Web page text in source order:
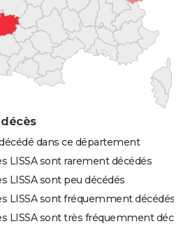
décès
dans ce département
LISSA sont rarement décédés
LISSA sont peu décédés
LISSA sont fréquemment décédés
LISSA sont très fréquemment